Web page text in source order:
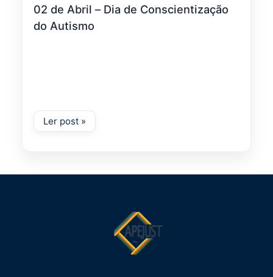
02 de Abril – Dia de Conscientização
do Autismo